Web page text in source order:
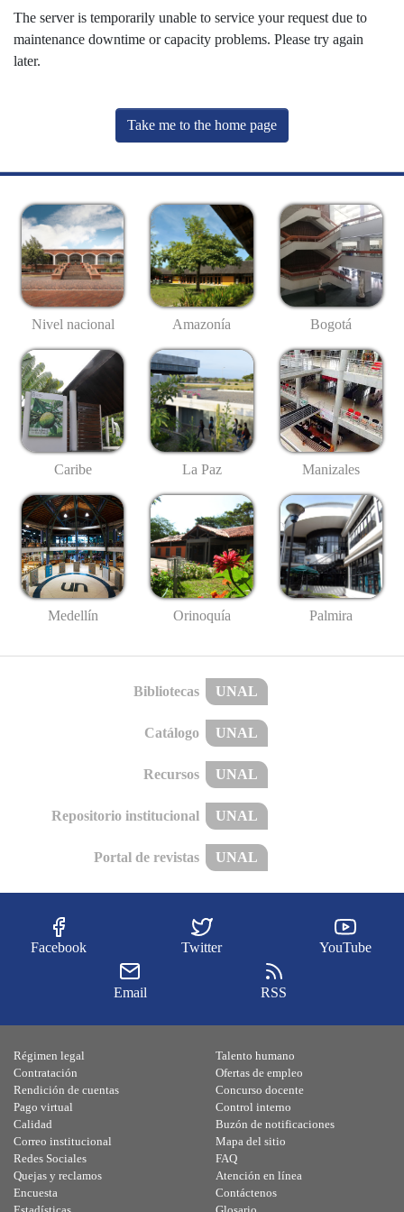
The server is temporarily unable to service your request due to
maintenance downtime or capacity problems. Please try again
later.
Take me to the home page
Nivel nacional Amazonía Bogotá
Caribe La Paz Manizales
Medellín Orinoquía Palmira
Bibliotecas UNAL
Catálogo UNAL
Recursos UNAL
Repositorio institucional UNAL
Portal de revistas UNAL
Facebook Twitter YouTube
Email RSS
Régimen legal
Contratación
Rendición de cuentas
Pago virtual
Calidad
Talento humano
Ofertas de empleo
Concurso docente
Control interno
Buzón de notificaciones
Correo institucional
Redes Sociales
Quejas y reclamos
Encuesta
Mapa del sitio
FAQ
Atención en línea
Contáctenos